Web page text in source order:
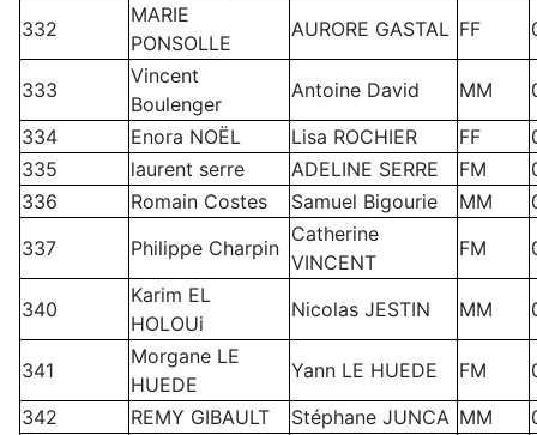
332
MARIE
PONSOLLE
AURORE GASTAL FF
333
Vincent
Boulenger
Antoine David MM
334
Enora NOËL Lisa ROCHIER FF
335
laurent serre ADELINE SERRE FM
336
Romain Costes Samuel Bigourie MM
337
Philippe Charpin
Catherine
VINCENT
FM
340
Karim EL
HOLOUi
Nicolas JESTIN MM
341
Morgane LE
HUEDE
Yann LE HUEDE FM
342
REMY GIBAULT Stéphane JUNCA MM